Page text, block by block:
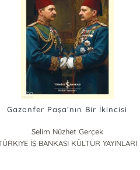
Gazanfer Paşa’nın Bir İkincisi
Selim Nüzhet Gerçek
İŞ BANKASI KÜLTÜR YAYINLARI